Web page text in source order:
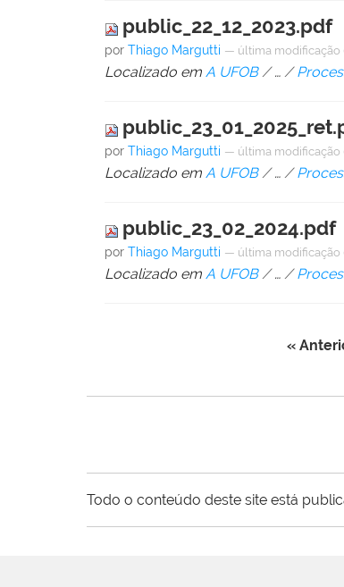
public_22_12_2023.pdf
porThiago Margutti — última modificação
Localizado em A UFOB /…/
porThiago Margutti — última modificação
Localizado em A UFOB /…/
public_23_02_2024.pdf
porThiago Margutti — última modificação
Localizado em A UFOB /…/
«
Todo o conteúdo deste site está